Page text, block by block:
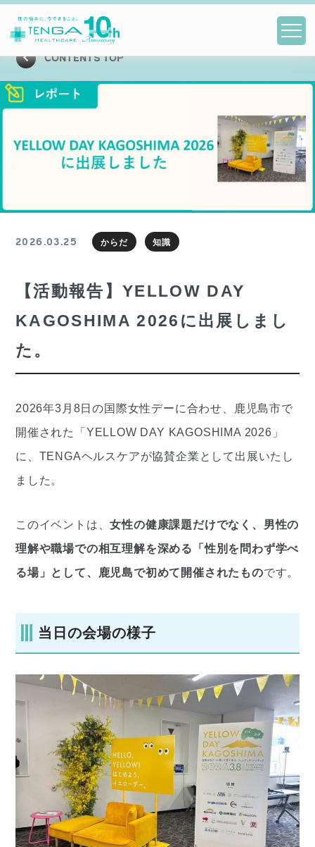
CONTENTS TOP
2026.03.25 からだ 知識
【活動報告】YELLOW DAY
KAGOSHIMA 2026に出展しまし
た。
2026年3月8日の国際女性デーに合わせ、鹿児島市で
開催された「YELLOW DAY KAGOSHIMA 2026」
に、TENGAヘルスケアが協賛企業として出展いたし
ました。
このイベントは、女性の健康課題だけでなく、男性の
理解や職場での相互理解を深める「性別を問わず学べ
る場」として、鹿児島で初めて開催されたものです。
当日の会場の様子